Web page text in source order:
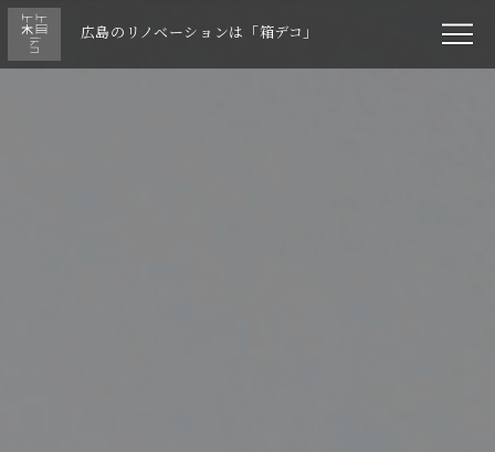
広島のリノベーションは「箱デコ」